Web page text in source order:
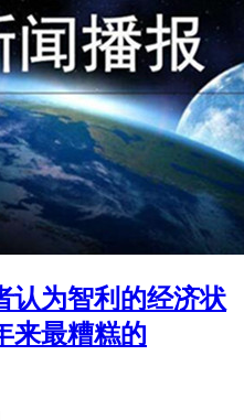
认为智利的经济状
来最糟糕的